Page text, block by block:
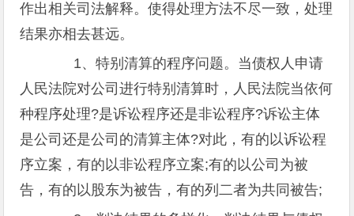
作出相关司法解释。使得处理方法不尽一致，处理
结果亦相去甚远。
1、特别清算的程序问题。当债权人申请
人民法院对公司进行特别清算时，人民法院当依何
种程序处理?是诉讼程序还是非讼程序?诉讼主体
是公司还是公司的清算主体?对此，有的以诉讼程
序立案，有的以非讼程序立案;有的以公司为被
告，有的以股东为被告，有的列二者为共同被告;